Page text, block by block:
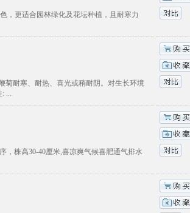
，更适合园林绿化及花坛种植，且耐寒力
菊耐寒、耐热、喜光或稍耐阴。对生长环境
...
，株高30-40厘米,喜凉爽气候喜肥通气排水